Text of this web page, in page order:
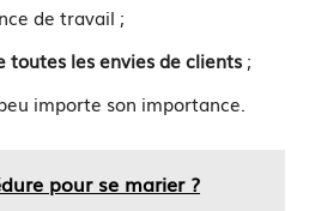
de travail ;
toutes les envies de clients ;
importe son importance.
pour se marier ?